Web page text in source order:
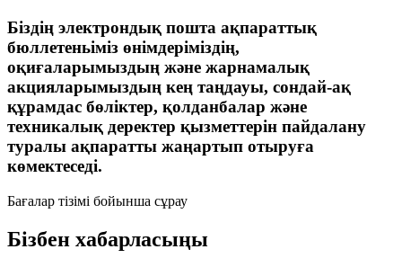
Біздің электрондық пошта ақпараттық
бюллетеньіміз өнімдеріміздің,
оқиғаларымыздың және жарнамалық
акцияларымыздың кең таңдауы, сондай-ақ
құрамдас бөліктер, қолданбалар және
техникалық деректер қызметтерін пайдалану
туралы ақпаратты жаңартып отыруға
көмектеседі.
Бағалар тізімі бойынша сұрау
Бізбен хабарласыңы